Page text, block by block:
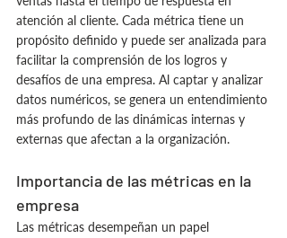
atención al cliente. Cada métrica tiene un
propósito definido y puede ser analizada para
facilitar la comprensión de los logros y
desafíos de una empresa. Al captar y analizar
datos numéricos, se genera un entendimiento
más profundo de las dinámicas internas y
externas que afectan a la organización.
Importancia de las métricas en la
empresa
Las métricas desempeñan un papel